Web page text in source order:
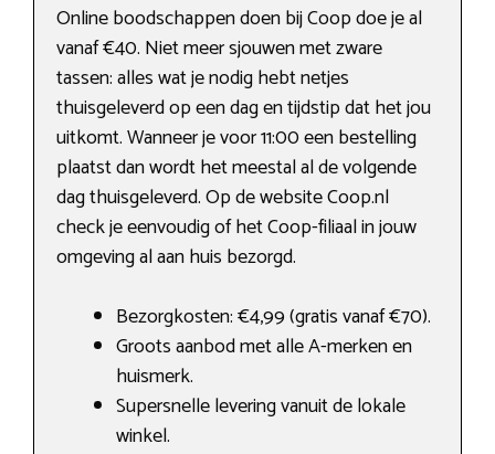
Online boodschappen doen bij Coop doe je al
vanaf €40. Niet meer sjouwen met zware
tassen: alles wat je nodig hebt netjes
thuisgeleverd op een dag en tijdstip dat het jou
uitkomt. Wanneer je voor 11:00 een bestelling
plaatst dan wordt het meestal al de volgende
dag thuisgeleverd. Op de website Coop.nl
check je eenvoudig of het Coop-filiaal in jouw
omgeving al aan huis bezorgd.
Bezorgkosten: €4,99 (gratis vanaf €70).
Groots aanbod met alle A-merken en
huismerk.
Supersnelle levering vanuit de lokale
winkel.